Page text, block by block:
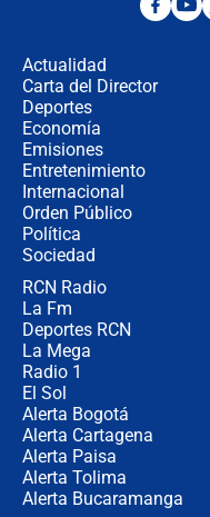
Actualidad
Carta del Director
Deportes
Economía
Emisiones
Entretenimiento
Internacional
Orden Público
Política
Sociedad
RCN Radio
La Fm
Deportes RCN
La Mega
Radio 1
El Sol
Alerta Bogotá
Alerta Cartagena
Alerta Paisa
Alerta Tolima
Alerta Bucaramanga